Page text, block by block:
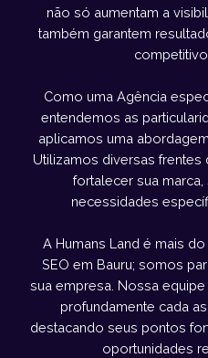
não só aumentam a
também garantem
Como uma Agência
entendemos as
aplicamos uma
Utilizamos diversas frentes
fortalecer sua
necessidades
A Humans Land é mais
SEO em Bauru; somos
sua empresa. Nossa
profundamente cada
destacando seus pontos
oportunidades